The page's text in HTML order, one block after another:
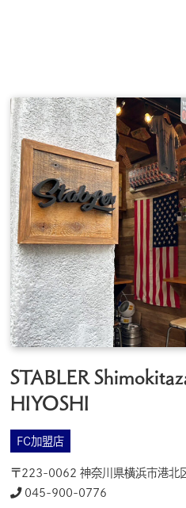
STABLER
HIYOSHI
FC加盟店
〒223-0062 神奈川県横浜市港北
045-900-0776